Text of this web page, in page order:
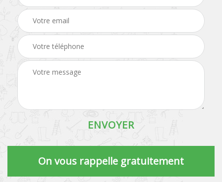
On vous rappelle gratuitement